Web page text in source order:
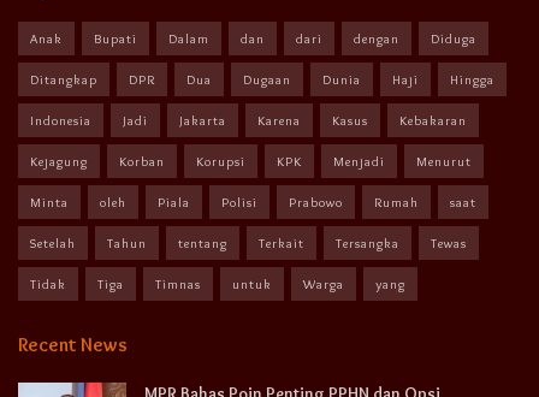
Anak Bupati Dalam dan dari dengan Diduga
Ditangkap DPR Dua Dugaan Dunia Haji Hingga
Indonesia Jadi Jakarta Karena Kasus Kebakaran
Kejagung Korban Korupsi KPK Menjadi Menurut
Minta oleh Piala Polisi Prabowo Rumah saat
Setelah Tahun tentang Terkait Tersangka Tewas
Tidak Tiga Timnas untuk Warga yang
Recent News